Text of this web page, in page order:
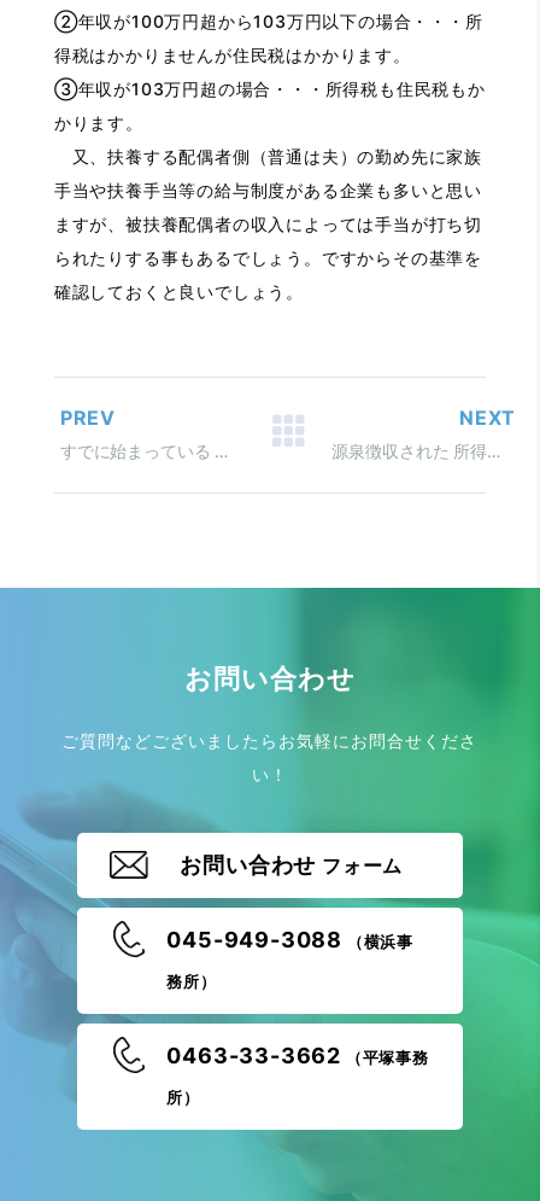
②年収が100万円超から103万円以下の場合・・・所
得税はかかりませんが住民税はかかります。
③年収が103万円超の場合・・・所得税も住民税もか
かります。
又、扶養する配偶者側（普通は夫）の勤め先に家族
手当や扶養手当等の給与制度がある企業も多いと思い
ますが、被扶養配偶者の収入によっては手当が打ち切
られたりする事もあるでしょう。ですからその基準を
確認しておくと良いでしょう。
PREV
すでに始まっている 還付のための確定申告
NEXT
源泉徴収された 所得税と復興特別所得の区分
お問い合わせ
ご質問などございましたらお気軽にお問合せくださ
い！
お問い合わせ フォーム
045-949-3088 （横浜事
務所）
0463-33-3662 （平塚事務
所）